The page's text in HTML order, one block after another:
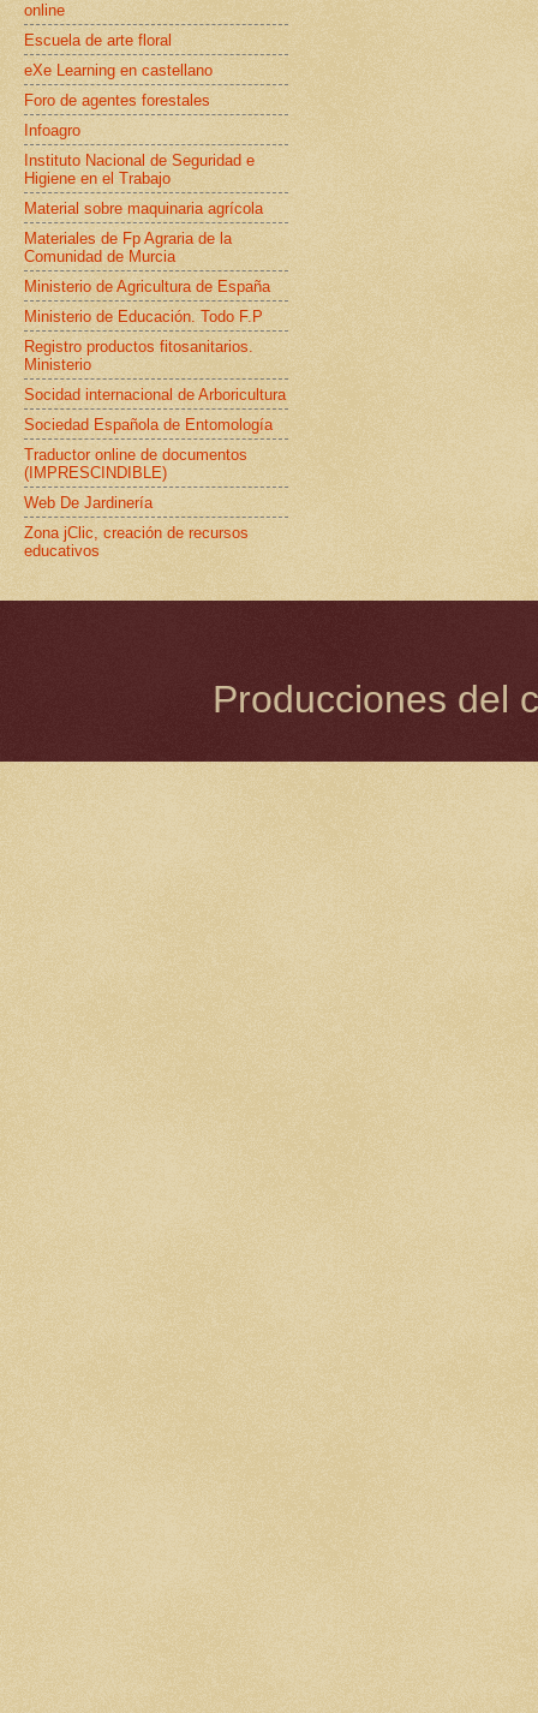
online
Escuela de arte floral
eXe Learning en castellano
Foro de agentes forestales
Infoagro
Instituto Nacional de Seguridad e
Higiene en el Trabajo
Material sobre maquinaria agrícola
Materiales de Fp Agraria de la
Comunidad de Murcia
Ministerio de Agricultura de España
Ministerio de Educación. Todo F.P
Registro productos fitosanitarios.
Ministerio
Socidad internacional de Arboricultura
Sociedad Española de Entomología
Traductor online de documentos
(IMPRESCINDIBLE)
Web De Jardinería
Zona jClic, creación de recursos
educativos
Producciones del